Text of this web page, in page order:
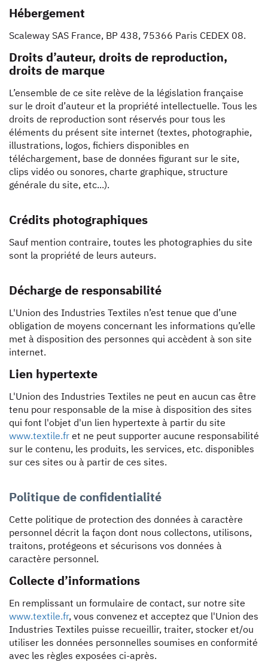
Hébergement
Scaleway SAS France, BP 438, 75366 Paris CEDEX 08.
Droits d’auteur, droits de reproduction,
droits de marque
L’ensemble de ce site relève de la législation française
sur le droit d’auteur et la propriété intellectuelle. Tous les
droits de reproduction sont réservés pour tous les
éléments du présent site internet (textes, photographie,
illustrations, logos, fichiers disponibles en
téléchargement, base de données figurant sur le site,
clips vidéo ou sonores, charte graphique, structure
générale du site, etc...).
Crédits photographiques
Sauf mention contraire, toutes les photographies du site
sont la propriété de leurs auteurs.
Décharge de responsabilité
L'Union des Industries Textiles n’est tenue que d’une
obligation de moyens concernant les informations qu’elle
met à disposition des personnes qui accèdent à son site
internet.
Lien hypertexte
L'Union des Industries Textiles ne peut en aucun cas être
tenu pour responsable de la mise à disposition des sites
qui font l'objet d'un lien hypertexte à partir du site
www.textile.fr et ne peut supporter aucune responsabilité
sur le contenu, les produits, les services, etc. disponibles
sur ces sites ou à partir de ces sites.
Politique de confidentialité
Cette politique de protection des données à caractère
personnel décrit la façon dont nous collectons, utilisons,
traitons, protégeons et sécurisons vos données à
caractère personnel.
Collecte d’informations
En remplissant un formulaire de contact, sur notre site
www.textile.fr, vous convenez et acceptez que l'Union des
Industries Textiles puisse recueillir, traiter, stocker et/ou
utiliser les données personnelles soumises en conformité
avec les règles exposées ci-après.